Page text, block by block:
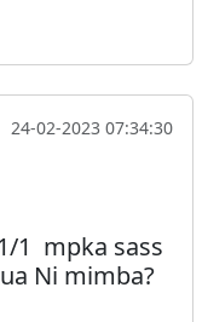
24-02-2023 07:34:30
1 mpka sass
Ni mimba?